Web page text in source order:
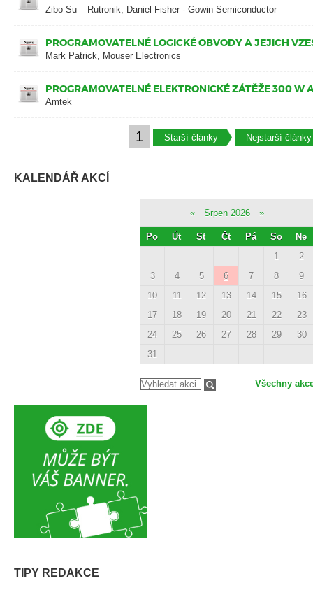
Zibo Su – Rutronik, Daniel Fisher - Gowin Semiconductor
PROGRAMOVATELNÉ LOGICKÉ OBVODY A JEJICH
Mark Patrick, Mouser Electronics
PROGRAMOVATELNÉ ELEKTRONICKÉ ZÁTĚŽE 300 W
Amtek
1 Starší články Nejstarší články
KALENDÁŘ AKCÍ
« Srpen 2026 »
Po Út St Čt Pá So
Ne
1
2
3
4 5 6 7 8
9
10
11 12 13 14 15
16
17
18 19 20 21 22
23
24
25 26 27 28 29
30
31
Všechny
TIPY REDAKCE